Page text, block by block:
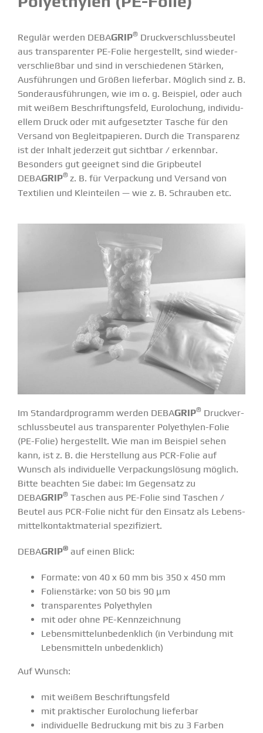
Regulär werden DEBAGRIP® Druck­ver­schluss­beutel
aus trans­pa­renter PE-Folie herge­stellt, sind wieder­
ver­schließbar und sind in verschie­denen Stärken,
Ausfüh­rungen und Größen lieferbar. Möglich sind z. B.
Sonder­aus­füh­rungen, wie im o. g. Beispiel, oder auch
mit weißem Beschrif­tungsfeld, Eurolo­chung, indivi­du­
ellem Druck oder mit aufge­setzter Tasche für den
Versand von Begleit­pa­pieren. Durch die Trans­parenz
ist der Inhalt jederzeit gut sichtbar / erkennbar.
Besonders gut geeignet sind die Gripbeutel
DEBAGRIP® z. B. für Verpa­ckung und Versand von
Textilien und Klein­teilen — wie z. B. Schrauben etc.
Im Standard­pro­gramm werden DEBAGRIP® Druck­ver­
schluss­beutel aus trans­pa­renter Polyethylen-Folie
(PE-Folie) herge­stellt. Wie man im Beispiel sehen
kann, ist z. B. die Herstellung aus PCR-Folie auf
Wunsch als indivi­duelle Verpa­ckungs­lösung möglich.
Bitte beachten Sie dabei: Im Gegensatz zu
DEBAGRIP® Taschen aus PE-Folie sind Taschen /
Beutel aus PCR-Folie nicht für den Einsatz als Lebens­
mit­tel­kon­takt­ma­terial spezi­fi­ziert.
DEBAGRIP®auf einen Blick:
Formate: von 40 x 60 mm bis 350 x 450 mm
Folien­stärke: von 50 bis 90 μm
trans­pa­rentes Polyethylen
mit oder ohne PE-Kennzeichnung
Lebens­mit­tel­un­be­denklich (in Verbindung mit
Lebens­mitteln unbedenklich)
Auf Wunsch:
mit weißem Beschrif­tungsfeld
mit prakti­scher Eurolo­chung lieferbar
indivi­duelle Bedruckung mit bis zu 3 Farben